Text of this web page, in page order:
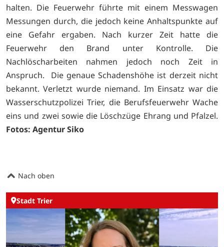
halten. Die Feuerwehr führte mit einem Messwagen
Messungen durch, die jedoch keine Anhaltspunkte auf
eine Gefahr ergaben. Nach kurzer Zeit hatte die
Feuerwehr den Brand unter Kontrolle. Die
Nachlöscharbeiten nahmen jedoch noch Zeit in
Anspruch. Die genaue Schadenshöhe ist derzeit nicht
bekannt. Verletzt wurde niemand. Im Einsatz war die
Wasserschutzpolizei Trier, die Berufsfeuerwehr Wache
eins und zwei sowie die Löschzüge Ehrang und Pfalzel.
Fotos: Agentur Siko
Nach oben
Stadt Trier